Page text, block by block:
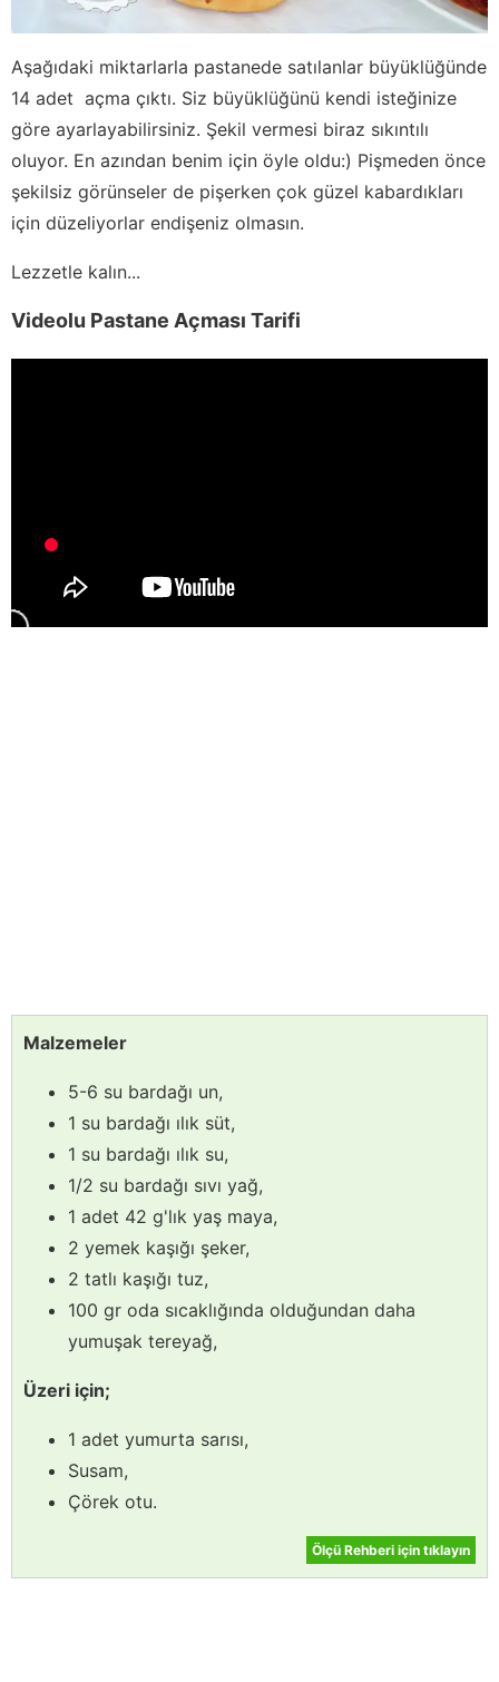
Aşağıdaki miktarlarla pastanede satılanlar büyüklüğünde
14 adet açma çıktı. Siz büyüklüğünü kendi isteğinize
göre ayarlayabilirsiniz. Şekil vermesi biraz sıkıntılı
oluyor. En azından benim için öyle oldu:) Pişmeden önce
şekilsiz görünseler de pişerken çok güzel kabardıkları
için düzeliyorlar endişeniz olmasın.
Lezzetle kalın...
Videolu Pastane Açması Tarifi
Malzemeler
5-6 su bardağı un,
1 su bardağı ılık süt,
1 su bardağı ılık su,
1/2 su bardağı sıvı yağ,
1 adet 42 g'lık yaş maya,
2 yemek kaşığı şeker,
2 tatlı kaşığı tuz,
100 gr oda sıcaklığında olduğundan daha
yumuşak tereyağ,
Üzeri için;
1 adet yumurta sarısı,
Susam,
Çörek otu.
Ölçü Rehberi için tıklayın